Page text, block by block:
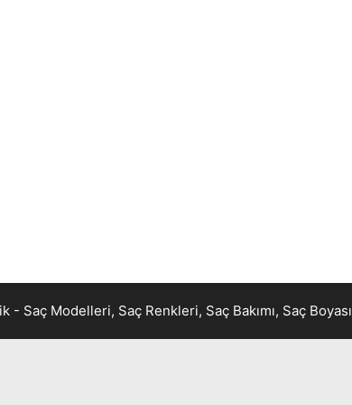
- Saç Modelleri, Saç Renkleri, Saç Bakımı, Saç Boyası